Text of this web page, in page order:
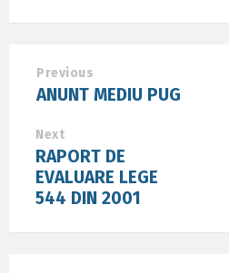
Previous
ANUNT MEDIU PUG
Next
RAPORT DE
EVALUARE LEGE
544 DIN 2001